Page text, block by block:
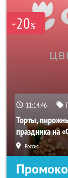
-20%
11:14:46
Торты,
праздника на
Россия